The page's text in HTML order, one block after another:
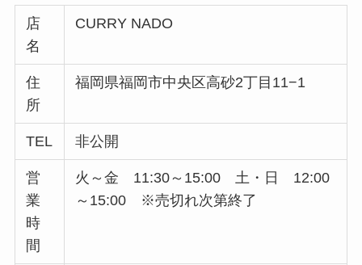
店
名
CURRY NADO
住
所
福岡県福岡市中央区高砂2丁目11−1
TEL 非公開
営
業
時
間
火～金 11:30～15:00 土・日 12:00
～15:00 ※売切れ次第終了